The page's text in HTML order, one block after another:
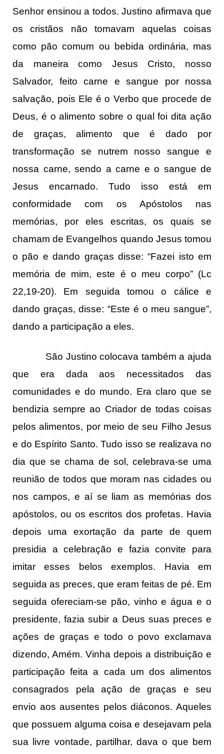
Senhor ensinou a todos. Justino afirmava que
os cristãos não tomavam aquelas coisas
como pão comum ou bebida ordinária, mas
da maneira como Jesus Cristo, nosso
Salvador, feito carne e sangue por nossa
salvação, pois Ele é o Verbo que procede de
Deus, é o alimento sobre o qual foi dita ação
de graças, alimento que é dado por
transformação se nutrem nosso sangue e
nossa carne, sendo a carne e o sangue de
Jesus encarnado. Tudo isso está em
conformidade com os Apóstolos nas
memórias, por eles escritas, os quais se
chamam de Evangelhos quando Jesus tomou
o pão e dando graças disse: “Fazei isto em
memória de mim, este é o meu corpo” (Lc
22,19-20). Em seguida tomou o cálice e
dando graças, disse: “Este é o meu sangue”,
dando a participação a eles.
São Justino colocava também a ajuda
que era dada aos necessitados das
comunidades e do mundo. Era claro que se
bendizia sempre ao Criador de todas coisas
pelos alimentos, por meio de seu Filho Jesus
e do Espírito Santo. Tudo isso se realizava no
dia que se chama de sol, celebrava-se uma
reunião de todos que moram nas cidades ou
nos campos, e aí se liam as memórias dos
apóstolos, ou os escritos dos profetas. Havia
depois uma exortação da parte de quem
presidia a celebração e fazia convite para
imitar esses belos exemplos. Havia em
seguida as preces, que eram feitas de pé. Em
seguida ofereciam-se pão, vinho e água e o
presidente, fazia subir a Deus suas preces e
ações de graças e todo o povo exclamava
dizendo, Amém. Vinha depois a distribuição e
participação feita a cada um dos alimentos
consagrados pela ação de graças e seu
envio aos ausentes pelos diáconos. Aqueles
que possuem alguma coisa e desejavam pela
sua livre vontade, partilhar, dava o que bem